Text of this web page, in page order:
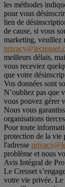
les méthodes
pour vous
lien de
de cause, si vous
marketing, veuillez
meilleurs délais,
vous receviez
que votre
Vos données sont
N’oubliez pas que
vous pouvez gérer
Nous vous
organisations
Pour toute
protection de la vie
l'adresse
problème et nous
Avis Intégral de
Le Creuset
votre vie privée. Le